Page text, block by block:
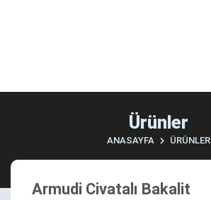
Ürünler
ANASAYFA ÜRÜNLER
Armudi Civatalı Bakalit